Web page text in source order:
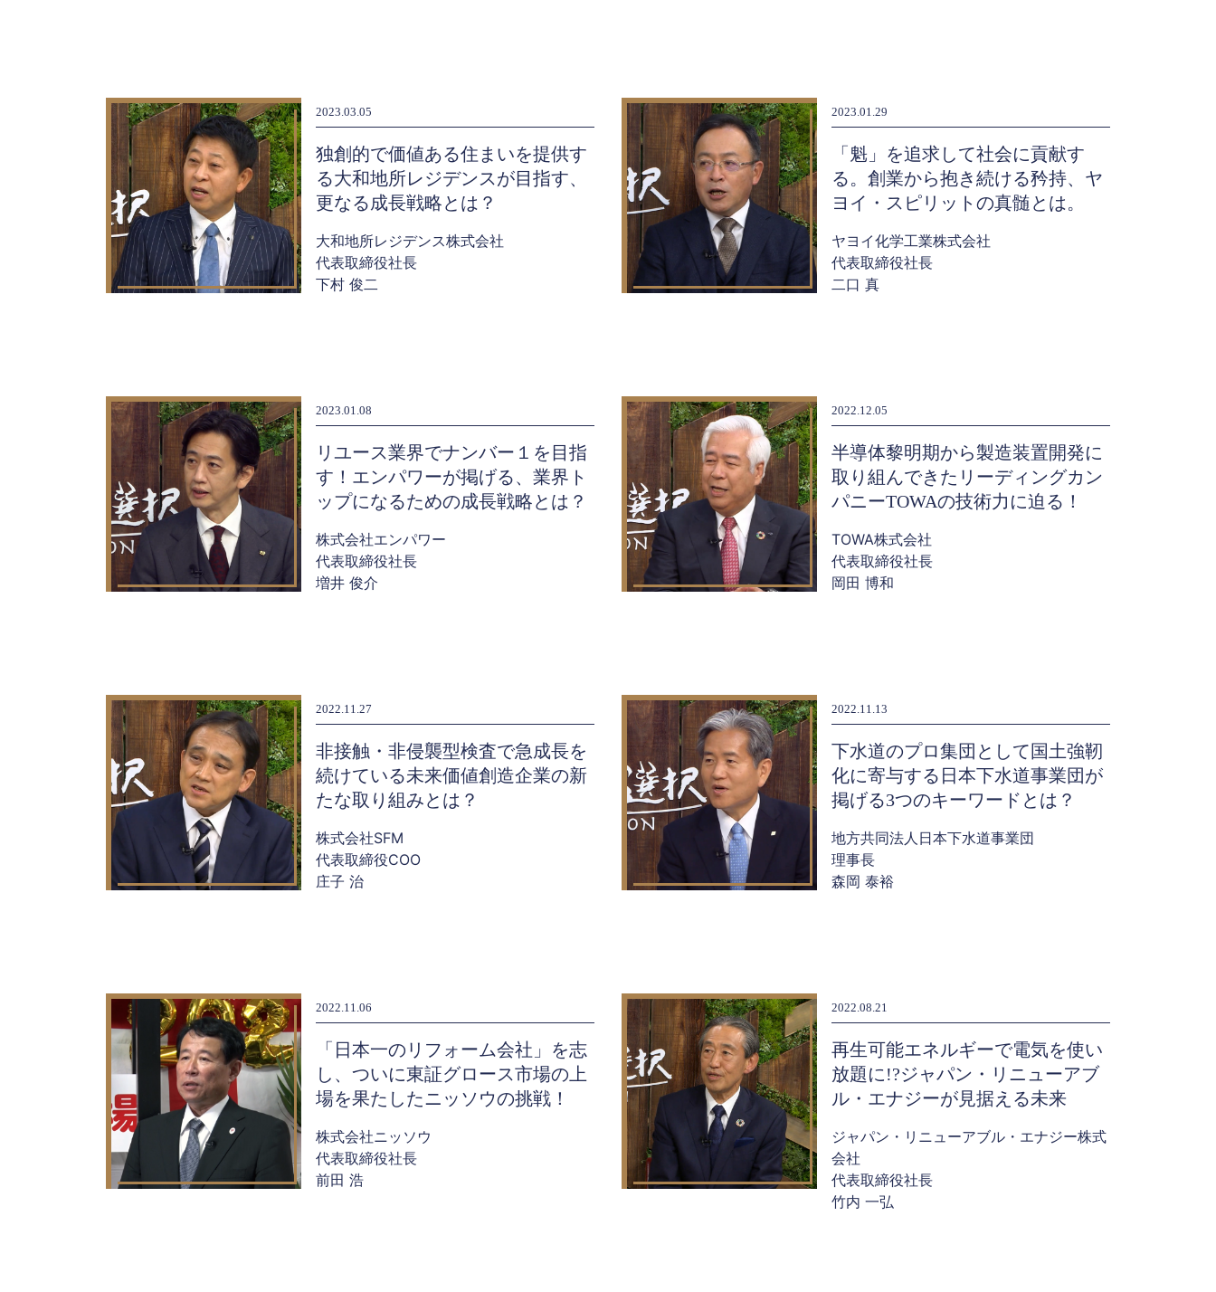
2023.03.05
独創的で価値ある住まいを提供す
る大和地所レジデンスが目指す、
更なる成長戦略とは？
大和地所レジデンス株式会社
代表取締役社長
下村 俊二
2023.01.29
「魁」を追求して社会に貢献す
る。創業から抱き続ける矜持、ヤ
ヨイ・スピリットの真髄とは。
ヤヨイ化学工業株式会社
代表取締役社長
二口 真
2023.01.08
リユース業界でナンバー１を目指
す！エンパワーが掲げる、業界ト
ップになるための成長戦略とは？
株式会社エンパワー
代表取締役社長
増井 俊介
2022.12.05
半導体黎明期から製造装置開発に
取り組んできたリーディングカン
パニーTOWAの技術力に迫る！
TOWA株式会社
代表取締役社長
岡田 博和
2022.11.27
非接触・非侵襲型検査で急成長を
続けている未来価値創造企業の新
たな取り組みとは？
株式会社SFM
代表取締役COO
庄子 治
2022.11.13
下水道のプロ集団として国土強靭
化に寄与する日本下水道事業団が
掲げる3つのキーワードとは？
地方共同法人日本下水道事業団
理事長
森岡 泰裕
2022.11.06
「日本一のリフォーム会社」を志
し、ついに東証グロース市場の上
場を果たしたニッソウの挑戦！
株式会社ニッソウ
代表取締役社長
前田 浩
2022.08.21
再生可能エネルギーで電気を使い
放題に!?ジャパン・リニューアブ
ル・エナジーが見据える未来
ジャパン・リニューアブル・エナジー株式
会社
代表取締役社長
竹内 一弘